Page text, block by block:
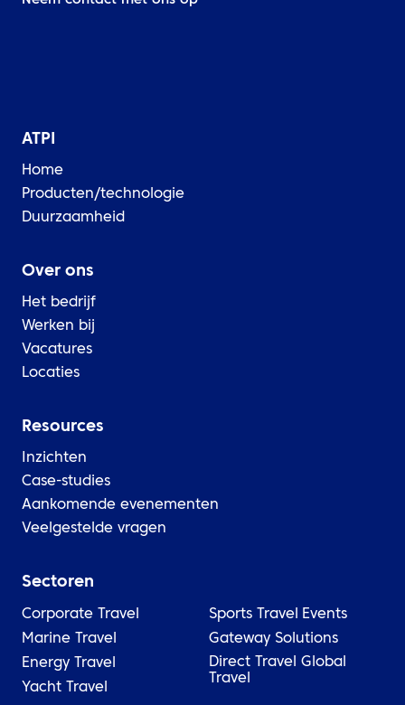
ATPI
Home
Producten/technologie
Duurzaamheid
Over ons
Het bedrijf
Werken bij
Vacatures
Locaties
Resources
Inzichten
Case-studies
Aankomende evenementen
Veelgestelde vragen
Sectoren
Corporate Travel
Marine Travel
Energy Travel
Yacht Travel
Sports Travel
Events
Gateway Solutions
Direct Travel Global
Travel